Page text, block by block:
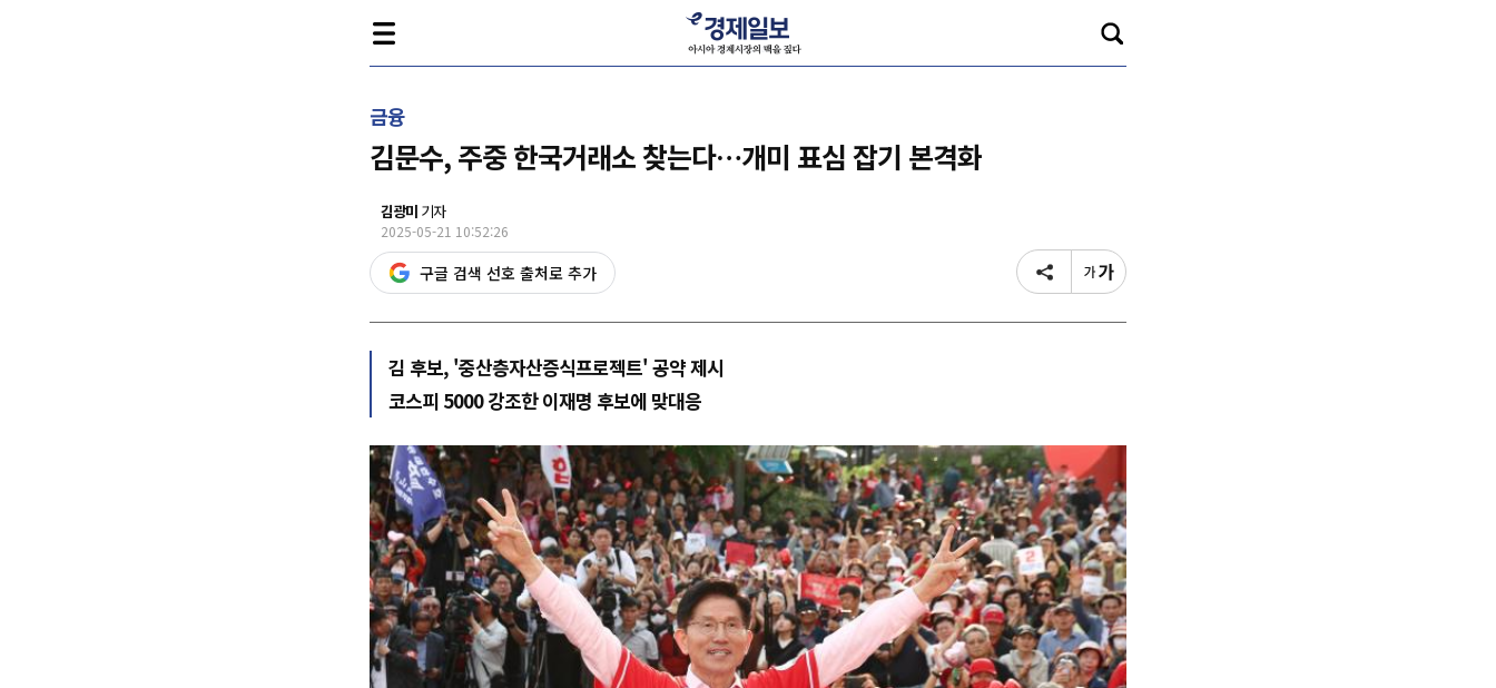
금융
김문수, 주중 한국거래소 찾는다…개미 표심 잡기 본격화
김광미 기자
2025-05-21 10:52:26
구글 검색 선호 출처로 추가
김 후보, '중산층자산증식프로젝트' 공약 제시
코스피 5000 강조한 이재명 후보에 맞대응